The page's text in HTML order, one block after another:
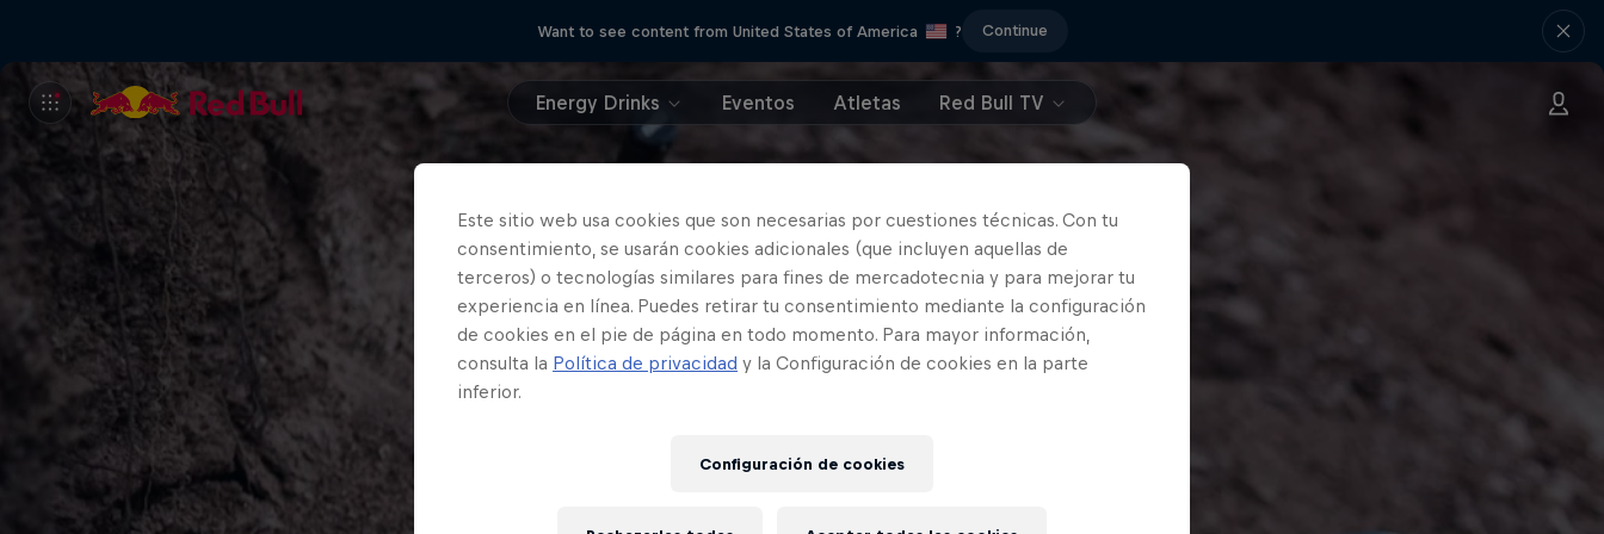
Want to see content from United States of America ? Continue
Energy Drinks Eventos Atletas Red Bull TV
Este sitio web usa cookies que son necesarias por cuestiones técnicas. Con tu
consentimiento, se usarán cookies adicionales (que incluyen aquellas de
terceros) o tecnologías similares para fines de mercadotecnia y para mejorar tu
experiencia en línea. Puedes retirar tu consentimiento mediante la configuración
de cookies en el pie de página en todo momento. Para mayor información,
consulta la Política de privacidad y la Configuración de cookies en la parte
inferior.
Configuración de cookies